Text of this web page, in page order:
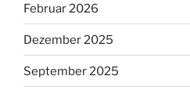
Februar 2026
Dezember 2025
September 2025